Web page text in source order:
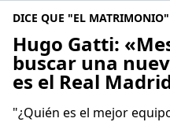
DICE QUE "EL
Hugo Gatti:
buscar una
es el Real
"¿Quién es el mejor